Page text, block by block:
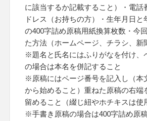
に該当するか記載すること）・電話
ドレス（お持ちの方）・生年月日と
の400字詰め原稿用紙換算枚数・今
た方法（ホームページ、チラシ、新
※題名と氏名にはふりがなを付け、
の場合は本名を併記すること
※原稿にはページ番号を記入し（本
から始めること）重ねた原稿の右端
留めること（綴じ紐やホチキスは使
※手書き原稿の場合は400字詰め原